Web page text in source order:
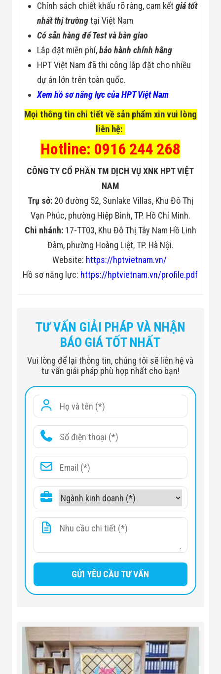
Chính sách chiết khấu rõ ràng, cam kếtgiá tốt
nhất thị trườngtại Việt Nam
Có sẵn hàng để Test và bàn giao
Lắp đặt miễn phí,bảo hành chính hãng
HPT Việt Nam đã thi công lắp đặt cho nhiều
dự án lớn trên toàn quốc.
Xem hồ sơ năng lực của HPT Việt Nam
Mọi thông tin chi tiết về sản phẩm xin vui lòng
liên hệ:
Hotline: 0916 244 268
CÔNG TY CỔ PHẦN TM DỊCH VỤ XNK HPT VIỆT
NAM
Trụ sở: 20 đường 52, Sunlake Villas, Khu Đô Thị
Vạn Phúc, phường Hiệp Bình, TP. Hồ Chí Minh.
Chi nhánh:17-TT03, Khu Đô Thị Tây Nam Hồ Linh
Đàm, phường Hoàng Liệt, TP. Hà Nội.
Website: https://hptvietnam.vn/
Hồ sơ năng lực: https://hptvietnam.vn/profile.pdf
TƯ VẤN GIẢI PHÁP VÀ NHẬN
BÁO GIÁ TỐT NHẤT
Vui lòng để lại thông tin, chúng tôi sẽ liên hệ và
tư vấn giải pháp phù hợp nhất cho bạn!